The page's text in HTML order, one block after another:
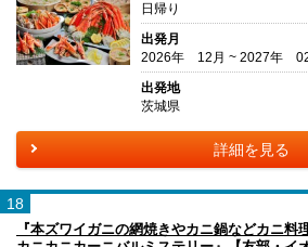
日帰り
出発月
2026年 12月 ~ 2027年
出発地
茨城県
詳細を見る
18
『本ズワイガニの網焼きやカニ鍋などカニ料